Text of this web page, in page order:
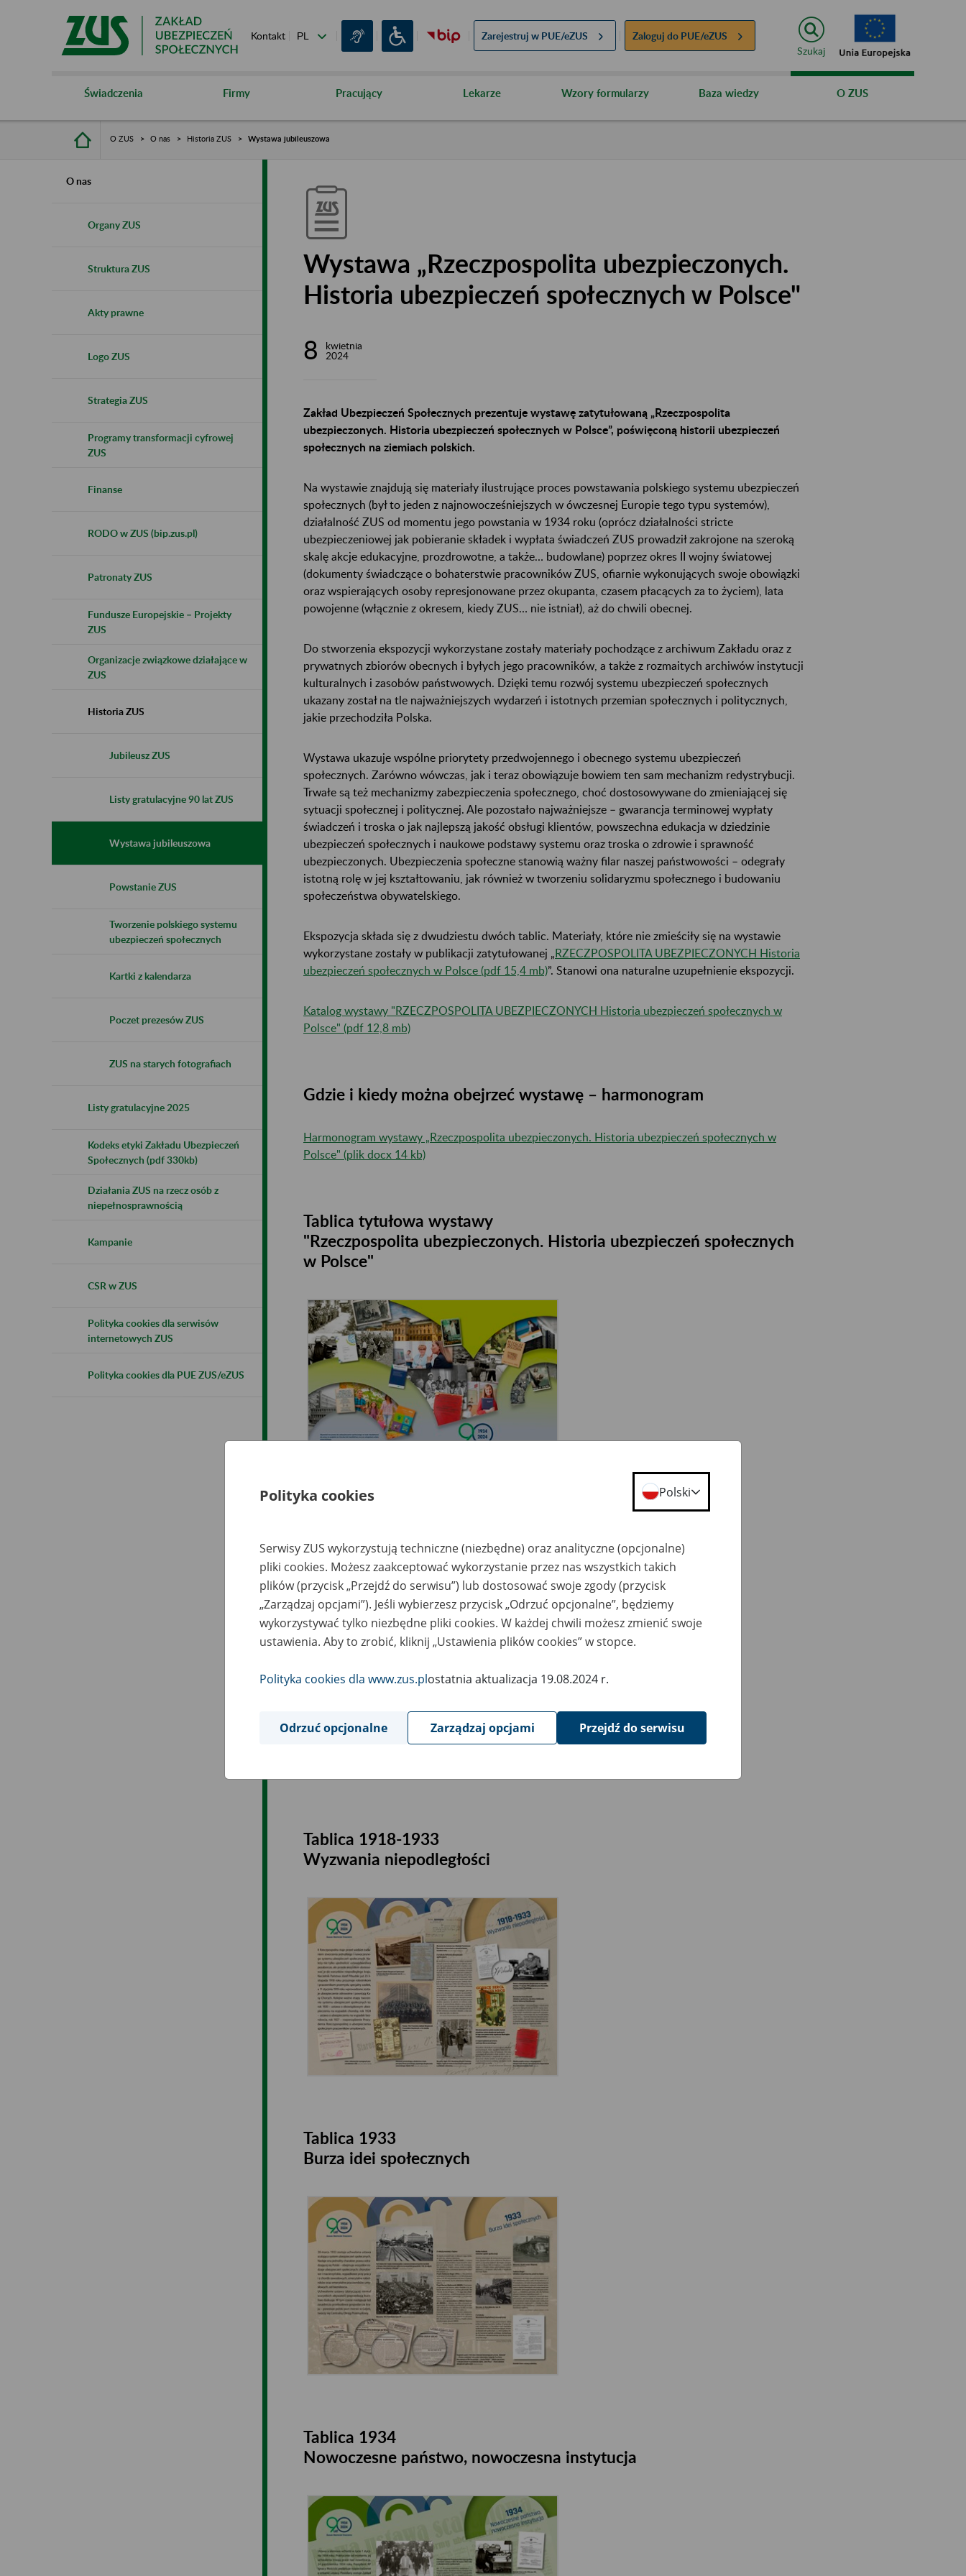
Kontakt Zarejestruj w PUE/eZUS Zaloguj do PUE/eZUS
Szukaj
Świadczenia Firmy Pracujący Lekarze Wzory formularzy Baza wiedzy O ZUS
O ZUS O nas Historia ZUS Wystawa jubileuszowa
O nas
Organy ZUS
Struktura ZUS
Akty prawne
Logo ZUS
Strategia ZUS
Programy transformacji cyfrowej
ZUS
Finanse
RODO w ZUS (bip.zus.pl)
Patronaty ZUS
Fundusze Europejskie – Projekty
ZUS
Organizacje związkowe działające w
ZUS
Historia ZUS
Jubileusz ZUS
Listy gratulacyjne 90 lat ZUS
Wystawa jubileuszowa
Powstanie ZUS
Tworzenie polskiego systemu
ubezpieczeń społecznych
Kartki z kalendarza
Poczet prezesów ZUS
ZUS na starych fotografiach
Listy gratulacyjne 2025
Kodeks etyki Zakładu Ubezpieczeń
Społecznych (pdf 330kb)
Działania ZUS na rzecz osób z
niepełnosprawnością
Kampanie
CSR w ZUS
Polityka cookies dla serwisów
internetowych ZUS
Polityka cookies dla PUE ZUS/eZUS
Wystawa „Rzeczpospolita ubezpieczonych.
Historia ubezpieczeń społecznych w Polsce"
8
kwietnia
2024
Zakład Ubezpieczeń Społecznych prezentuje wystawę zatytułowaną „Rzeczpospolita
ubezpieczonych. Historia ubezpieczeń społecznych w Polsce”, poświęconą historii ubezpieczeń
społecznych na ziemiach polskich.
Na wystawie znajdują się materiały ilustrujące proces powstawania polskiego systemu ubezpieczeń
społecznych (był to jeden z najnowocześniejszych w ówczesnej Europie tego typu systemów),
działalność ZUS od momentu jego powstania w 1934 roku (oprócz działalności stricte
ubezpieczeniowej jak pobieranie składek i wypłata świadczeń ZUS prowadził zakrojone na szeroką
skalę akcje edukacyjne, prozdrowotne, a także… budowlane) poprzez okres II wojny światowej
(dokumenty świadczące o bohaterstwie pracowników ZUS, ofiarnie wykonujących swoje obowiązki
oraz wspierających osoby represjonowane przez okupanta, czasem płacących za to życiem), lata
powojenne (włącznie z okresem, kiedy ZUS… nie istniał), aż do chwili obecnej.
Do stworzenia ekspozycji wykorzystane zostały materiały pochodzące z archiwum Zakładu oraz z
prywatnych zbiorów obecnych i byłych jego pracowników, a także z rozmaitych archiwów instytucji
kulturalnych i zasobów państwowych. Dzięki temu rozwój systemu ubezpieczeń społecznych
ukazany został na tle najważniejszych wydarzeń i istotnych przemian społecznych i politycznych,
jakie przechodziła Polska.
Wystawa ukazuje wspólne priorytety przedwojennego i obecnego systemu ubezpieczeń
społecznych. Zarówno wówczas, jak i teraz obowiązuje bowiem ten sam mechanizm redystrybucji.
Trwałe są też mechanizmy zabezpieczenia społecznego, choć dostosowywane do zmieniającej się
sytuacji społecznej i politycznej. Ale pozostało najważniejsze – gwarancja terminowej wypłaty
świadczeń i troska o jak najlepszą jakość obsługi klientów, powszechna edukacja w dziedzinie
ubezpieczeń społecznych i naukowe podstawy systemu oraz troska o zdrowie i sprawność
ubezpieczonych. Ubezpieczenia społeczne stanowią ważny filar naszej państwowości – odegrały
istotną rolę w jej kształtowaniu, jak również w tworzeniu solidaryzmu społecznego i budowaniu
społeczeństwa obywatelskiego.
Ekspozycja składa się z dwudziestu dwóch tablic. Materiały, które nie zmieściły się na wystawie
wykorzystane zostały w publikacji zatytułowanej „RZECZPOSPOLITA UBEZPIECZONYCH Historia
ubezpieczeń społecznych w Polsce (pdf 15,4 mb)”. Stanowi ona naturalne uzupełnienie ekspozycji.
Katalog wystawy "RZECZPOSPOLITA UBEZPIECZONYCH Historia ubezpieczeń społecznych w
Polsce" (pdf 12,8 mb)
Gdzie i kiedy można obejrzeć wystawę – harmonogram
Harmonogram wystawy „Rzeczpospolita ubezpieczonych. Historia ubezpieczeń społecznych w
Polsce" (plik docx 14 kb)
Tablica tytułowa wystawy
"Rzeczpospolita ubezpieczonych. Historia ubezpieczeń społecznych
w Polsce"
Tablica Przełom XIX/XX wieku
Ku wspólnocie ubezpieczonych
Tablica 1918-1933
Wyzwania niepodległości
Tablica 1933
Burza idei społecznych
Tablica 1934
Nowoczesne państwo, nowoczesna instytucja
Polityka cookies Polski
Serwisy ZUS wykorzystują techniczne (niezbędne) oraz analityczne (opcjonalne)
pliki cookies. Możesz zaakceptować wykorzystanie przez nas wszystkich takich
plików (przycisk „Przejdź do serwisu”) lub dostosować swoje zgody (przycisk
„Zarządzaj opcjami”). Jeśli wybierzesz przycisk „Odrzuć opcjonalne”, będziemy
wykorzystywać tylko niezbędne pliki cookies. W każdej chwili możesz zmienić swoje
ustawienia. Aby to zrobić, kliknij „Ustawienia plików cookies” w stopce.
Polityka cookies dla www.zus.plostatnia aktualizacja 19.08.2024 r.
Odrzuć opcjonalne Zarządzaj opcjami Przejdź do serwisu